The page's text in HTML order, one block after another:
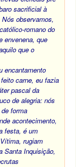
sacrificial à
observamos,
romano do
envenena, que
que o
encantamento
carne, eu fazia
pascal da
de alegria: nós
forma
acontecimento,
festa, é um
rugiam
Santa Inquisição,